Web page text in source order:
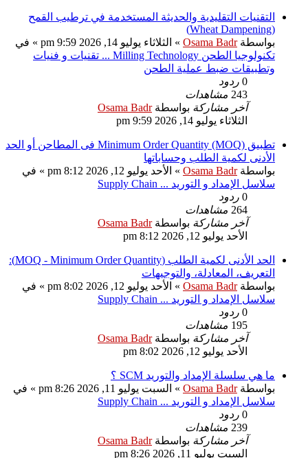
التقنيات التقليدية والحديثة المستخدمة في ترطيب القمح
(Wheat Dampening)
بواسطةOsama Badr
» الثلاثاء يوليو 14, 2026 9:59 pm
» في
تكنولوجيا الطحن Milling Technology ... تقنيات و فنيات
وتطبيقات ضبط عملية الطحن
0 ردود
243 مشاهدات
آخر مشاركة بواسطةOsama Badr
الثلاثاء يوليو 14, 2026 9:59 pm
تطبيق Minimum Order Quantity (MOQ) فى المطاحن أو الحد
الأدنى لكمية الطلب وحساباتها
بواسطةOsama Badr
» الأحد يوليو 12, 2026 8:12 pm
» في
سلاسل الإمداد و التوريد ... Supply Chain
0 ردود
264 مشاهدات
آخر مشاركة بواسطةOsama Badr
الأحد يوليو 12, 2026 8:12 pm
الحد الأدنى لكمية الطلب (MOQ - Minimum Order Quantity):
التعريف، المعادلة، والتوجيهات
بواسطةOsama Badr
» الأحد يوليو 12, 2026 8:02 pm
» في
سلاسل الإمداد و التوريد ... Supply Chain
0 ردود
195 مشاهدات
آخر مشاركة بواسطةOsama Badr
الأحد يوليو 12, 2026 8:02 pm
ما هي سلسلة الإمداد والتوريد SCM ؟
بواسطةOsama Badr
» السبت يوليو 11, 2026 8:26 pm
» في
سلاسل الإمداد و التوريد ... Supply Chain
0 ردود
239 مشاهدات
آخر مشاركة بواسطةOsama Badr
السبت يوليو 11, 2026 8:26 pm